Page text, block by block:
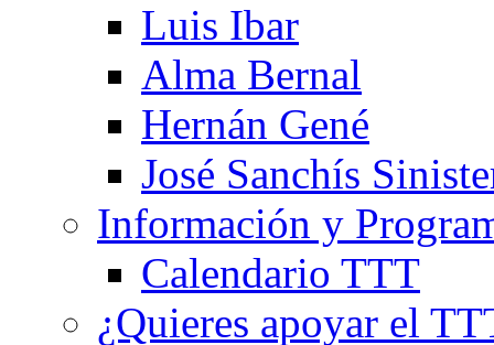
Luis Ibar
Alma Bernal
Hernán Gené
José Sanchís
Información y
Calendario TTT
¿Quieres apoyar el